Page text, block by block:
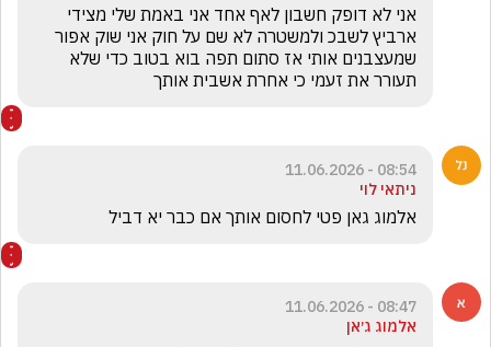
תעורר את זעמי כי אחרת אשבית אותך
08:54 - 11.06.2026
ניתאי לוי
אלמוג גאן פטי לחסום אותך אם כבר יא דביל
08:47 - 11.06.2026
אלמוג ג׳אן